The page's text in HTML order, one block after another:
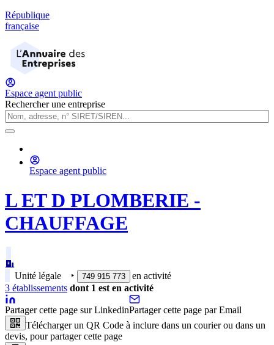
République
française
Espace agent public
Rechercher une entreprise
Espace agent public
L ET D PLOMBERIE -
CHAUFFAGE
Unité légale ‣ 749 915 773
en activité
3 établissements dont 1 est en activité
Partager cette page sur LinkedinPartager cette page par Email
Télécharger un QR Code à inclure dans un courier ou dans un
devis, pour partager cette page